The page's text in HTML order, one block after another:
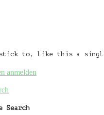
stick to, like this a
anmelden
Search